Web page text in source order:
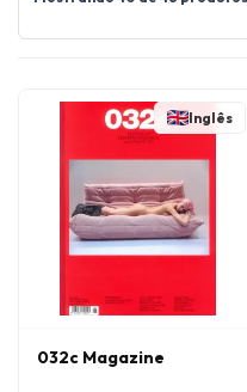
Inglês
032c Magazine